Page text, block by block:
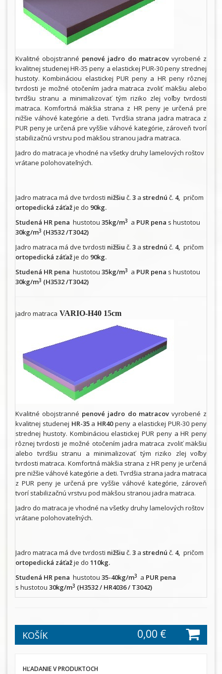
Kvalitné obojstranné penové jadro do matracovvyrobené z
kvalitnej studenej HR-35 peny a elastickej PUR-30 peny strednej
hustoty. Kombináciou elastickej PUR peny a HR peny rôznej
tvrdosti je možné otočením jadra matraca zvoliť mäkšiu alebo
tvrdšiu stranu a minimalizovať tým riziko zlej voľby tvrdosti
matraca. Komfortná mäkšia strana z HR peny je určená pre
nižšie váhové kategórie a deti. Tvrdšia strana jadra matraca z
PUR peny je určená pre vyššie váhové kategórie, zároveň tvorí
stabilizačnú vrstvu pod mäkšou stranou jadra matraca.
Jadro do matraca je vhodné na všetky druhy lamelových roštov
vrátane polohovateľných.
Jadro matraca má dve tvrdosti nižšiu č. 3 a strednú č. 4, pričom
ortopedická záťažje do 90kg.
Studená HR pena hustotou 35kg/m3 a PUR pena s hustotou
30kg/m3 (H3532 /T3042)
Jadro matraca má dve tvrdosti nižšiu č. 3 a strednú č. 4, pričom
ortopedická záťažje do 90kg.
Studená HR pena hustotou 35kg/m3 a PUR pena s hustotou
30kg/m3 (H3532 /T3042)
jadro matraca VARIO-H40 15cm
Kvalitné obojstranné penové jadro do matracovvyrobené z
kvalitnej studenej HR-35a HR40peny a elastickej PUR-30 peny
strednej hustoty. Kombináciou elastickej PUR peny a HR peny
rôznej tvrdosti je možné otočením jadra matraca zvoliť mäkšiu
alebo tvrdšiu stranu a minimalizovať tým riziko zlej voľby
tvrdosti matraca. Komfortná mäkšia strana z HR peny je určená
pre nižšie váhové kategórie a deti. Tvrdšia strana jadra matraca
z PUR peny je určená pre vyššie váhové kategórie, zároveň
tvorí stabilizačnú vrstvu pod mäkšou stranou jadra matraca.
Jadro do matraca je vhodné na všetky druhy lamelových roštov
vrátane polohovateľných.
Jadro matraca má dve tvrdosti nižšiu č. 3 a strednú č. 4, pričom
ortopedická záťažje do 110kg.
Studená HR pena hustotou 35-40kg/m3 a PUR pena
s hustotou 30kg/m3 (H3532 / HR4036 / T3042)
KOŠÍK 0,00 €
HĽADANIE V PRODUKTOCH